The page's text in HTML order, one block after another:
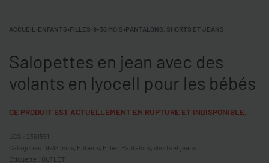
ACCUEIL ›ENFANTS›FILLES›9-36 MOIS›PANTALONS, SHORTS ET JEANS
Salopettes en jean avec des
volants en lyocell pour les bébés
CE PRODUIT EST ACTUELLEMENT EN RUPTURE ET INDISPONIBLE.
2361551
Catégories : 9-36 mois Enfants Filles Pantalons, shorts et jeans
Étiquette : OUTLET